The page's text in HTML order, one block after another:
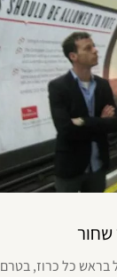
שחור
בראש כל כרוז, בטרם